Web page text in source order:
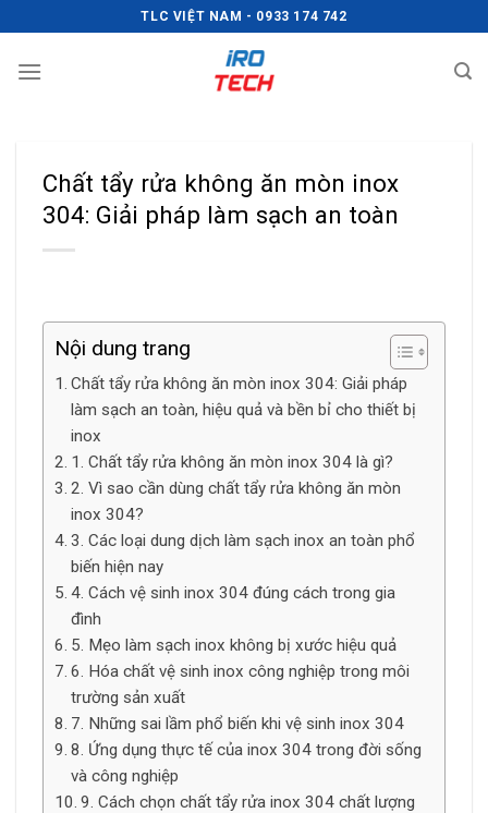
đến
nội
TLC VIỆT NAM - 0933 174 742
Chất tẩy rửa không ăn mòn inox
304: Giải pháp làm sạch an toàn
Nội dung trang
Chất tẩy rửa không ăn mòn inox 304: Giải pháp
làm sạch an toàn, hiệu quả và bền bỉ cho thiết bị
inox
1. Chất tẩy rửa không ăn mòn inox 304 là gì?
2. Vì sao cần dùng chất tẩy rửa không ăn mòn
inox 304?
3. Các loại dung dịch làm sạch inox an toàn phổ
biến hiện nay
4. Cách vệ sinh inox 304 đúng cách trong gia
đình
5. Mẹo làm sạch inox không bị xước hiệu quả
6. Hóa chất vệ sinh inox công nghiệp trong môi
trường sản xuất
7. Những sai lầm phổ biến khi vệ sinh inox 304
8. Ứng dụng thực tế của inox 304 trong đời sống
và công nghiệp
9. Cách chọn chất tẩy rửa inox 304 chất lượng